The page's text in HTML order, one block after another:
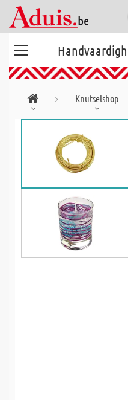
Knutselshop